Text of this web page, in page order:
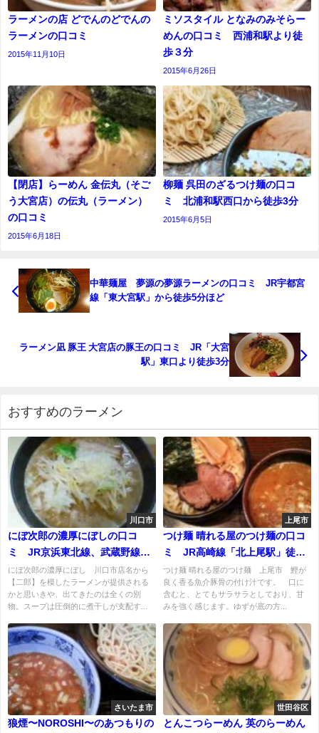
ラーメンの店 どでんのどでんの
ラーメンの口コミ
2015年11月10日
ミソスタイル となみのみそらー
めんの口コミ 西浦和駅より徒
歩３分
2015年6月26日
【閉店】らーめん 金伝丸（そご
う大宮店）の伝丸（ラーメン）
の口コミ
2015年6月18日
柳麺 呉田のざるつけ麺の口コ
ミ 北浦和駅西口から徒歩3分
2015年6月5日
中華麺屋 夢源の夢源ラーメンの口コミ JR宇都宮
線「東大宮駅」から徒歩5分ほど
ラーメン凪 豚王 大宮店の豚王の口コミ JR「大宮
駅」東口より徒歩3分
おすすめのラーメン
川口市
にぼ次郎の濃厚にぼしの口コ
ミ JR京浜東北線、武蔵野線
「南浦和駅」から徒歩25分ほど
にぼ次郎の濃厚にぼし 川口市店名から
【二郎】を模したラーメンが提供される
かと思いきや、出てきたのは全くの別
物。スープは圧倒的に煮干しが支配す...
上尾市
つけ麺 晴れる屋のつけ麺の口コ
ミ JR高崎線「北上尾駅」徒歩
５分
つけ麺 晴れる屋のつけ麺 上尾市 鰹が
良く香る魚介豚骨の付け汁です。 口に
含むと、とてもサラサラとしており、甘
みを強く感じます。ゆずが底の方...
さいたま市
狼煙〜NOROSHI〜のあつもりの
世田谷区
とんこつらーめん 英のらーめん